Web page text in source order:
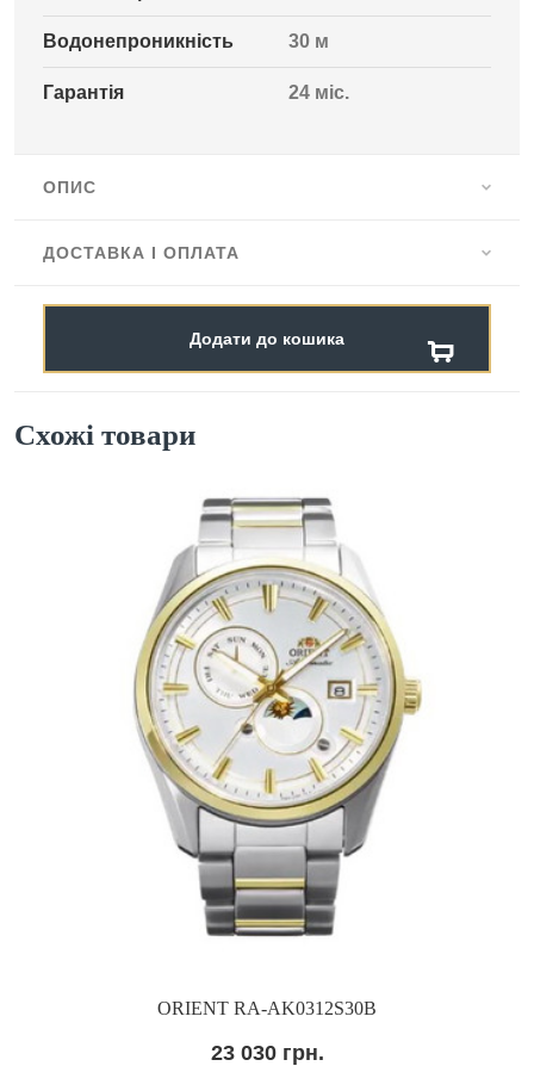
Водонепроникність 30 м
Гарантія 24 міс.
ОПИС
ДОСТАВКА І ОПЛАТА
Додати до кошика
Схожі товари
ORIENT RA-AK0312S30B
23 030 грн.